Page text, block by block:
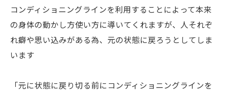
コンディショニングラインを利用することによって本来
の身体の動かし方使い方に導いてくれますが、人それぞ
れ癖や思い込みがある為、元の状態に戻ろうとしてしま
います
「元に状態に戻り切る前にコンディショニングラインを